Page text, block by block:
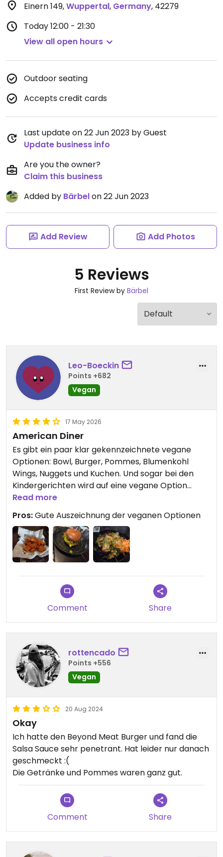
Einern 149,Wuppertal, Germany, 42279
Today12:00 - 21:30
View all open hours
Outdoor seating
Accepts credit cards
Last update on 22 Jun 2023 by Guest
Update business info
Are you the owner?
Claim this business
Added by Bärbelon 22 Jun 2023
Add Review Add Photos
5 Reviews
First Review by Bärbel
Leo-Boeckin
Points +682
Vegan
17 May 2026
American Diner
Es gibt ein paar klar gekennzeichnete vegane
Optionen: Bowl, Burger, Pommes, Blumenkohl
Wings, Nuggets und Kuchen. Und sogar bei den
Kindergerichten wird auf eine vegane Option
hingewiesen.
Die Bowl wsr sehr lecker. Das Gemüse war frisch,
das Dressing lecker und mit dem Tofu wurde nicht
gegeizt.
Wings. Tolle Würzung.
Service war sehr nett. Lage mit großer
Außenterrasse sehr gut.
Read more
Pros:Gute Auszeichnung der veganen Optionen
Comment Share
rottencado
Points +556
Vegan
20 Aug 2024
Okay
Ich hatte den Beyond Meat Burger und fand die
Salsa Sauce sehr penetrant. Hat leider nur danach
geschmeckt :(
Die Getränke und Pommes waren ganz gut.
Comment Share